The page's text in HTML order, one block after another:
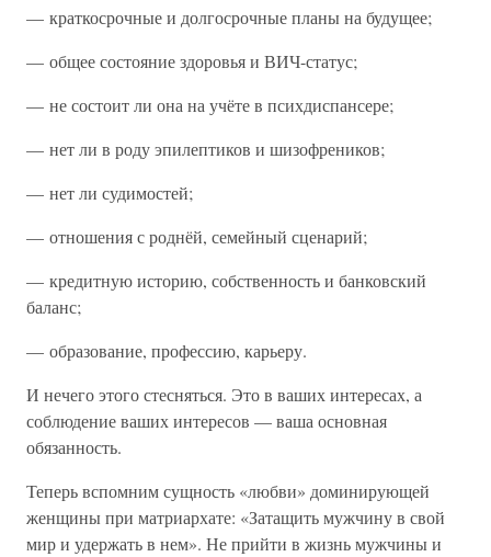
— краткосрочные и долгосрочные планы на будущее;
— общее состояние здоровья и ВИЧ-статус;
— не состоит ли она на учёте в психдиспансере;
— нет ли в роду эпилептиков и шизофреников;
— нет ли судимостей;
— отношения с роднёй, семейный сценарий;
— кредитную историю, собственность и банковский
баланс;
— образование, профессию, карьеру.
И нечего этого стесняться. Это в ваших интересах, а
соблюдение ваших интересов — ваша основная
обязанность.
Теперь вспомним сущность «любви» доминирующей
женщины при матриархате: «Затащить мужчину в свой
мир и удержать в нем». Не прийти в жизнь мужчины и